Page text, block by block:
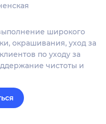
широкого
окрашивания, уход за
по уходу за
чистоты и